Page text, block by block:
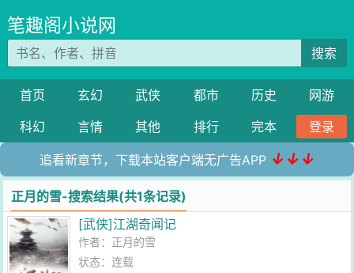
笔趣阁小说网
搜索
首页 玄幻 武侠 都市 历史
网游
科幻
言情 其他 排行 完本 登录
追看新章节，下载本站客户端无广告APP ↓↓↓
正月的雪-搜索结果(共1条记录)
[武侠]江湖奇闻记
作者： 正月的雪
状态：连载